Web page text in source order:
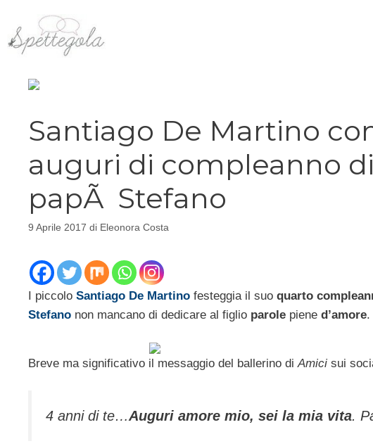
contenuto
Santiago De Martino
auguri di compleanno
papÃ Stefano
9 Aprile 2017 di Eleonora Costa
I piccolo Santiago De Martino festeggia il suo quarto
Stefano non mancano di dedicare al figlio parole piene d’amore.
Breve ma significativo il messaggio del ballerino di Amici sui
4 anni di te…Auguri amore mio, sei la mia vita.